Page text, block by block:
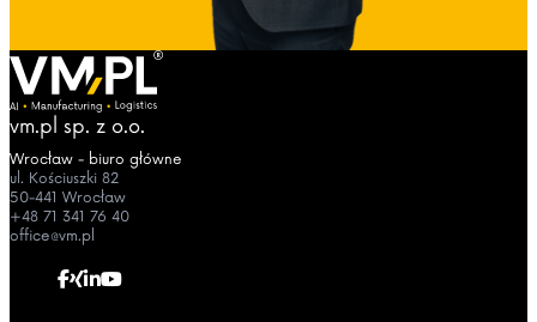
vm.pl sp. z o.o.
Wrocław - biuro główne
ul. Kościuszki 82
50-441 Wrocław
+48 71 341 76 40
office@vm.pl